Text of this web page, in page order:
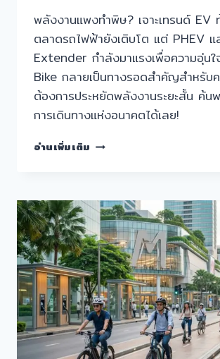
พลังงานแพงทำพิษ? เจาะเทรนด์ EV
ตลาดรถไฟฟ้ายังเติบโต แต่ PHEV
Extender กำลังมาแรงเพื่อความอุ่น
Bike กลายเป็นทางรอดสำคัญสำหรับ
ต้องการประหยัดพลังงานระยะสั้น ค้น
การเดินทางแห่งอนาคตได้เลย!
อ่านเพิ่มเติม เจาะ
ท้าย
ปี
2026!
E-
BIKE
ทาง
รอด
คน
ยุค
พลังงาน
แพง